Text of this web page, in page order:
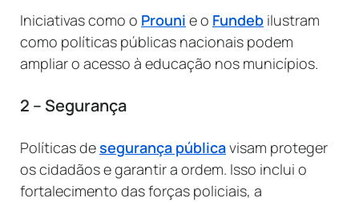
Iniciativas como o Prouni e o Fundeb ilustram
como políticas públicas nacionais podem
ampliar o acesso à educação nos municípios.
2 – Segurança
Políticas desegurança públicavisam proteger
os cidadãos e garantir a ordem. Isso inclui o
fortalecimento das forças policiais, a